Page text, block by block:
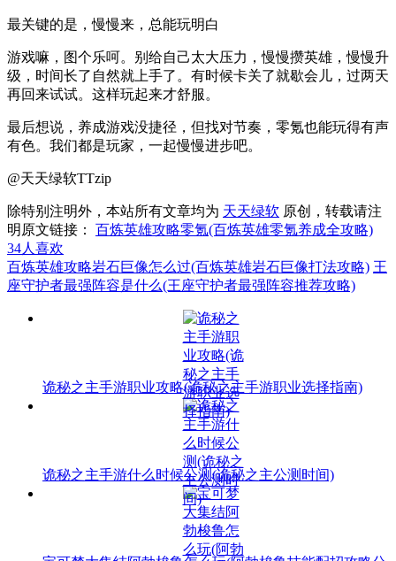
最关键的是，慢慢来，总能玩明白
游戏嘛，图个乐呵。别给自己太大压力，慢慢攒英雄，慢慢升
级，时间长了自然就上手了。有时候卡关了就歇会儿，过两天
再回来试试。这样玩起来才舒服。
最后想说，养成游戏没捷径，但找对节奏，零氪也能玩得有声
有色。我们都是玩家，一起慢慢进步吧。
@天天绿软TTzip
除特别注明外，本站所有文章均为 天天绿软 原创，转载请注
明原文链接： 百炼英雄攻略零氪(百炼英雄零氪养成全攻略)
34人喜欢
百炼英雄攻略岩石巨像怎么过(百炼英雄岩石巨像打法攻略) 王
座守护者最强阵容是什么(王座守护者最强阵容推荐攻略)
诡秘之主手游职业攻略(诡秘之主手游职业选择指南)
诡秘之主手游什么时候公测(诡秘之主公测时间)